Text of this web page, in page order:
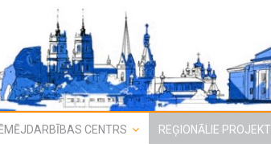
CENTRS REĢIONĀLIE PROJEKTI